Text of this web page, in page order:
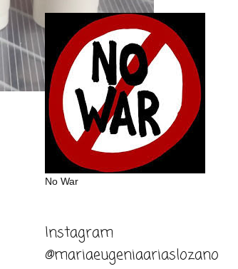
No War
Instagram
@mariaeugeniaariaslozano